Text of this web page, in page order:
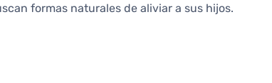
formas naturales de aliviar a sus hijos.